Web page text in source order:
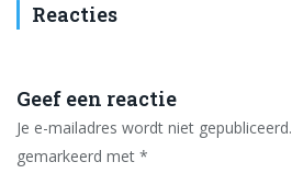
Reacties
Geef een reactie
Je e-mailadres wordt niet gepubliceerd.
gemarkeerd met *